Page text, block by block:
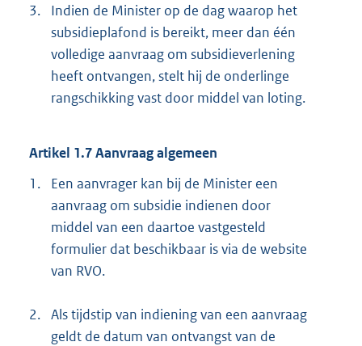
3.
Indien de Minister op de dag waarop het
subsidieplafond is bereikt, meer dan één
volledige aanvraag om subsidieverlening
heeft ontvangen, stelt hij de onderlinge
rangschikking vast door middel van loting.
Artikel 1.7 Aanvraag algemeen
1.
Een aanvrager kan bij de Minister een
aanvraag om subsidie indienen door
middel van een daartoe vastgesteld
formulier dat beschikbaar is via de website
van RVO.
2. Als tijdstip van indiening van een aanvraag
geldt de datum van ontvangst van de